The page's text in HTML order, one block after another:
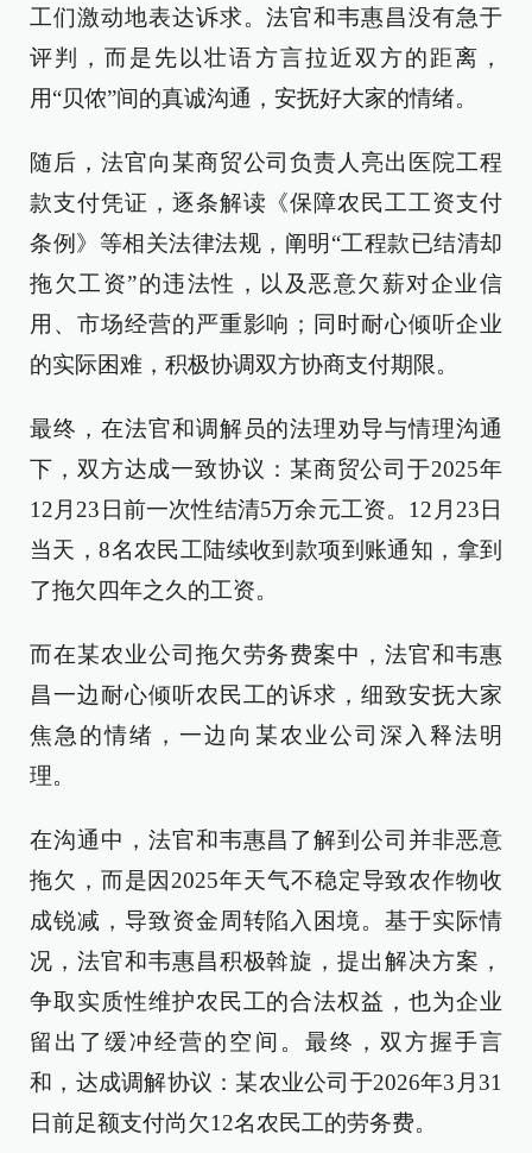
工们激动地表达诉求。法官和韦惠昌没有急于
评判，而是先以壮语方言拉近双方的距离，
用“贝侬”间的真诚沟通，安抚好大家的情绪。
随后，法官向某商贸公司负责人亮出医院工程
款支付凭证，逐条解读《保障农民工工资支付
条例》等相关法律法规，阐明“工程款已结清却
拖欠工资”的违法性，以及恶意欠薪对企业信
用、市场经营的严重影响；同时耐心倾听企业
的实际困难，积极协调双方协商支付期限。
最终，在法官和调解员的法理劝导与情理沟通
下，双方达成一致协议：某商贸公司于2025年
12月23日前一次性结清5万余元工资。12月23日
当天，8名农民工陆续收到款项到账通知，拿到
了拖欠四年之久的工资。
而在某农业公司拖欠劳务费案中，法官和韦惠
昌一边耐心倾听农民工的诉求，细致安抚大家
焦急的情绪，一边向某农业公司深入释法明
理。
在沟通中，法官和韦惠昌了解到公司并非恶意
拖欠，而是因2025年天气不稳定导致农作物收
成锐减，导致资金周转陷入困境。基于实际情
况，法官和韦惠昌积极斡旋，提出解决方案，
争取实质性维护农民工的合法权益，也为企业
留出了缓冲经营的空间。最终，双方握手言
和，达成调解协议：某农业公司于2026年3月31
日前足额支付尚欠12名农民工的劳务费。